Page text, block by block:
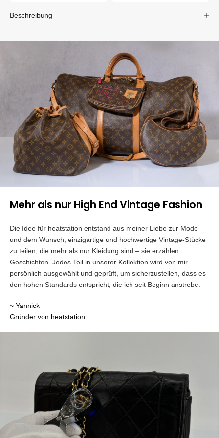
Beschreibung
Mehr als nur High End Vintage Fashion
Die Idee für heatstation entstand aus meiner Liebe zur Mode
und dem Wunsch, einzigartige und hochwertige Vintage-Stücke
zu teilen, die mehr als nur Kleidung sind – sie erzählen
Geschichten. Jedes Teil in unserer Kollektion wird von mir
persönlich ausgewählt und geprüft, um sicherzustellen, dass es
den hohen Standards entspricht, die ich seit Beginn anstrebe.
~ Yannick
Gründer von heatstation